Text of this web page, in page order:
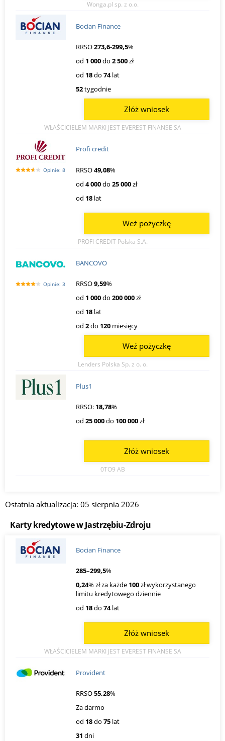
Wonga.pl sp. z o.o.
Bocian Finance
RRSO273,6-299,5%
od 1 000do 2 500zł
od 18do 74lat
52tygodnie
WŁAŚCICIELEM MARKI JEST EVEREST FINANSE SA
Złóż wniosek
Opinie: 8
Profi credit
RRSO49,08%
od 4 000do 25 000zł
od 18 lat
PROFI CREDIT Polska S.A.
Weź pożyczkę
Opinie: 3
BANCOVO
RRSO9,59%
od 1 000do 200 000zł
od 18 lat
od 2do 120 miesięcy
Lenders Polska Sp. z o. o.
Weź pożyczkę
Plus1
RRSO: 18,78%
od 25 000do 100 000zł
0TO9 AB
Złóż wniosek
Ostatnia aktualizacja: 05 sierpnia 2026
Karty kredytowe w Jastrzębiu-Zdroju
Bocian Finance
285–299,5%
0,24% zł za każde 100zł wykorzystanego
limitu kredytowego dziennie
od 18do 74lat
WŁAŚCICIELEM MARKI JEST EVEREST FINANSE SA
Złóż wniosek
Provident
RRSO55,28%
Za darmo
od 18do 75 lat
31 dni